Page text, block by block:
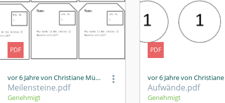
PDF
vor 6 Jahre von Christiane Müller
Meilensteine.pdf
Genehmigt
PDF
Aufwände.pdf
Genehmigt